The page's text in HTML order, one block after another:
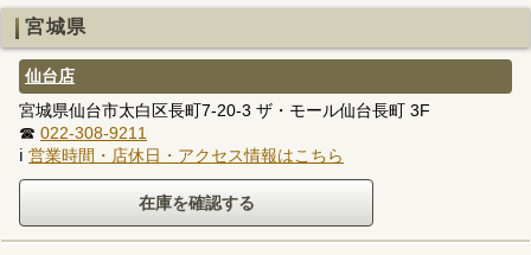
宮城県
仙台店
宮城県仙台市太白区長町7-20-3 ザ・モール仙台長町 3F
☎ 022-308-9211
ℹ 営業時間・店休日・アクセス情報はこちら